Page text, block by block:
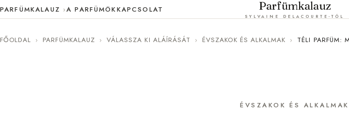
PARFÜMKALAUZ A PARFÜMÖKKAPCSOLAT Parfümkalauz
SYLVAINE DELACOURTE-TÓL
FŐOLDAL › PARFÜMKALAUZ › VÁLASSZA KI ALÁÍRÁSÁT › ÉVSZAKOK ÉS ALKALMAK › TÉLI PARFÜM:
ÉVSZAKOK ÉS ALKALMAK